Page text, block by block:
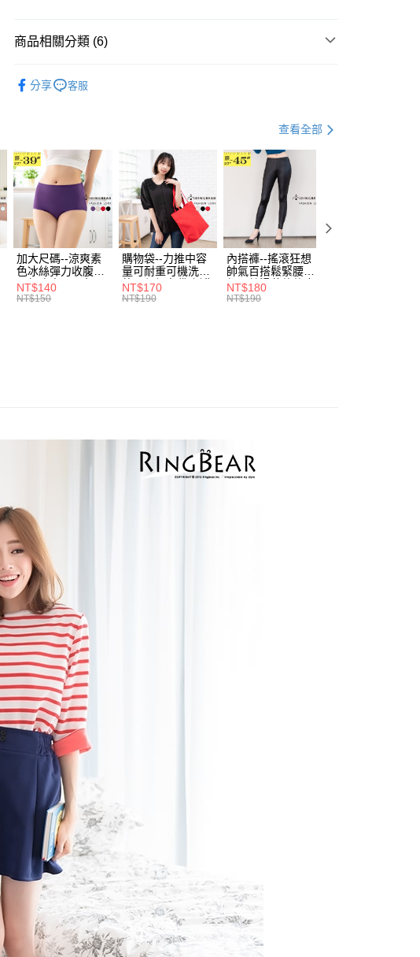
流程，驗證手機門號後，選擇欲分期的期數、繳款截止日，確認付款後即
完成交易。
4.訂單成立30分鐘內，如未前往確認交易或遇審核未通過，訂單將自動取
消。如遇「轉專審核」未通過狀況，表示未達大哥付你分期系統評分，恕
1.分期款項不併入電信帳單，「大哥付你分期」於每月結算日後寄送繳費提
醒簡訊。
2.透過簡訊連結打開帳單後，可選擇「超商條碼／台灣大直營門市／銀行轉
帳／街口支付／iPASS MONEY」等通路繳費。
【注意事項】
1.本服務係由「台灣大哥大股份有限公司」（以下簡稱本公司）所提供，讓
用戶於交易時，得透過本服務購買商品或服務，並由商店將買賣／分期付
款買賣價金債權讓與本公司後，依約使用本公司帳單繳交帳款。
2.基於同意付款使用「大哥付你分期」之契約關係目的，商店將以您的個人
資料（包含姓名、電話或地址）提供予台灣大哥大進項蒐集、處理及利
用，由本公司與您本人進行分期帳單所需資料之確認、核對及更正。
3.完整用戶服務條款，請詳閱以下連結：
https://oppay.tw/userRule
【關於「AFTEE先享後付」】
１．簡單：不需註冊會員、不需綁卡、不需儲值。
１．於結帳方式選擇「AFTEE先享後付」後，將跳轉至「AFTEE先享後
付」結帳頁面，進行簡訊認證並確認金額後，即可完成結帳。
２．訂單成立數日內，您將收到繳費通知簡訊。
３．收到繳費通知簡訊後14天內，點擊此簡訊中的連結，可透過四大超商
／ATM／網路銀行／等多元方式進行付款，方視為交易完成。
※ 請注意：結帳手續完成當下不需立刻繳費，但若您需要取消訂單，請聯
絡購買商品的店家。未經商家同意取消之訂單仍視為有效，需透過AFTEE
先享後付繳納相關費用。
※ 交易是否成功請以「AFTEE先享後付 」之結帳頁面顯示為準，若有關於
是否繳費成功／繳費後需取消欲退款等相關疑問，請聯繫「AFTEE先享後
付客戶支援中心」
https://netprotections.freshdesk.com/support/home
４．使用「AFTEE先享後付」時，將依據個別帳號之用戶狀況，依本公司
即時審查核予不同之上限額度；若仍有額度不足之情形，本公司將視審查
形，恩沛科技股份有限公司將有權停止該用戶之使用額度並採取法律行
動。
ATM付款
每筆NT$70，滿NT$699(含以上)免運費
付款後全家取貨
每筆NT$70，滿NT$699(含以上)免運費
7-11取貨付款
每筆NT$70，滿NT$799(含以上)免運費
付款後7-11取貨
每筆NT$70，滿NT$699(含以上)免運費
商品相關分類 (6)
身型限定．加大尺碼 最大尺碼．4L
身型限定．加大尺碼 最大尺碼．3L
🐦秋冬出清．5折UP! 雲朵朵專屬 。衣櫥花園．７５折起
分享 客服
查看全部
加大尺碼--涼爽素
色冰絲彈力收腹提
臀無痕中腰三角內
褲(黑.紅.粉.紫L-
NT$140
NT$150
購物袋--力推中容
量可耐重可機洗烘
乾環保帆布袋/側背
包(黑.紅.米F)-
NT$170
NT$190
內搭褲--搖滾狂想
帥氣百搭鬆緊腰頭
超彈絲滑薄款仿皮
褲(黑XL-6L)-R179
NT$180
NT$190